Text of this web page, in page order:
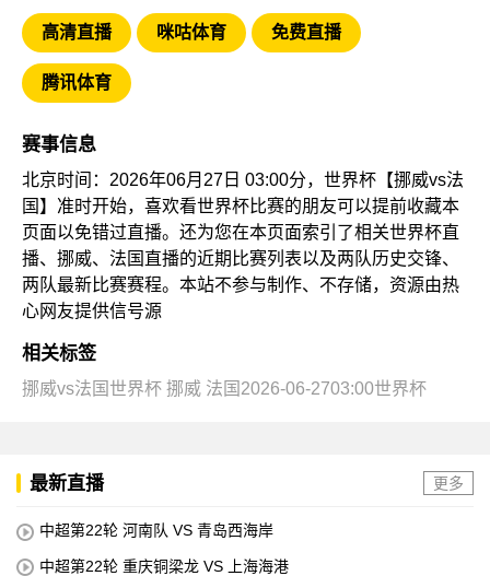
高清直播 咪咕体育 免费直播
腾讯体育
赛事信息
北京时间：2026年06月27日 03:00分，世界杯【挪威vs法
国】准时开始，喜欢看世界杯比赛的朋友可以提前收藏本
页面以免错过直播。还为您在本页面索引了相关世界杯直
播、挪威、法国直播的近期比赛列表以及两队历史交锋、
两队最新比赛赛程。本站不参与制作、不存储，资源由热
心网友提供信号源
相关标签
挪威vs法国世界杯 挪威 法国2026-06-2703:00世界杯
最新直播 更多
中超第22轮 河南队 VS 青岛西海岸
中超第22轮 重庆铜梁龙 VS 上海海港